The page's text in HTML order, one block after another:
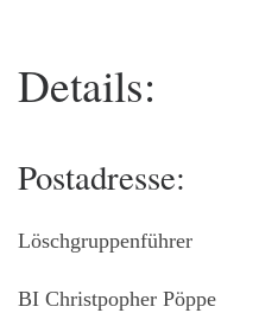
Details:
Postadresse:
Löschgruppenführer
BI Christpopher Pöppe